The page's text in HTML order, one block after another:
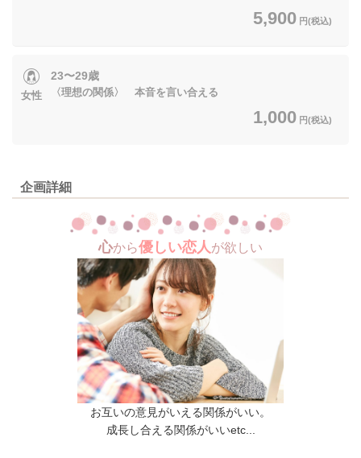
5,900 円(税込)
女性
23〜29歳
〈理想の関係〉 本音を言い合える
1,000 円(税込)
企画詳細
心から優しい恋人 が欲しい
お互いの意見がいえる関係がいい。
成長し合える関係がいいetc...